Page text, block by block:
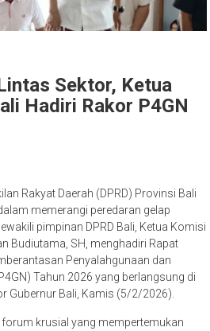
Sektor, Ketua
Hadiri Rakor P4GN
Rakyat Daerah (DPRD) Provinsi Bali
memerangi peredaran gelap
pimpinan DPRD Bali, Ketua Komisi
Budiutama, SH, menghadiri Rapat
Penyalahgunaan dan
Tahun 2026 yang berlangsung di
Gubernur Bali, Kamis (5/2/2026).
krusial yang mempertemukan